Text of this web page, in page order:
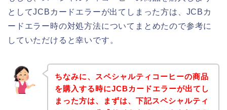
としてJCBカードエラーが出てしまった方は、JCBカ
ードエラー時の対処方法についてまとめたので参考に
していただけると幸いです。
ちなみに、スペシャルティコーヒーの商品
を購入する時にJCBカードエラーが出てし
まった方は、まずは、下記スペシャルティ